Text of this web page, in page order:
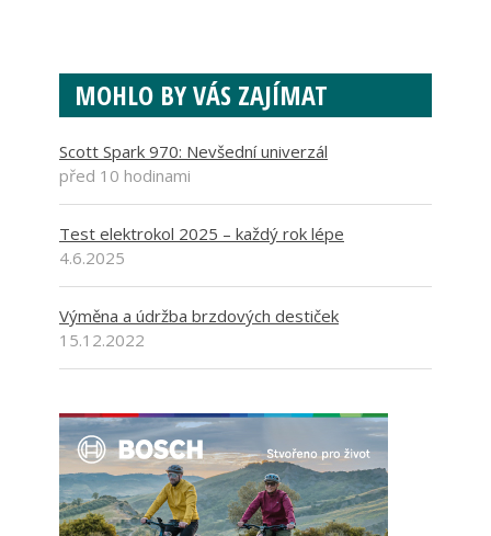
MOHLO BY VÁS ZAJÍMAT
Scott Spark 970: Nevšední univerzál
před 10 hodinami
Test elektrokol 2025 – každý rok lépe
4.6.2025
Výměna a údržba brzdových destiček
15.12.2022